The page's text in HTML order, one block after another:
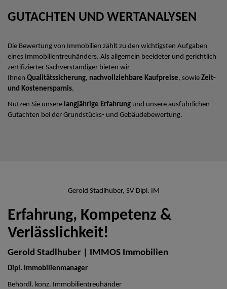
GUTACHTEN UND WERTANALYSEN
Die Bewertung von Immobilien zählt zu den wichtigsten Aufgaben
eines Immobilientreuhänders. Als allgemein beeideter und gerichtlich
zertifizierter Sachverständiger bieten wir
Ihnen Qualitätssicherung, nachvollziehbare Kaufpreise, sowie Zeit-
und Kostenersparnis.
Nutzen Sie unsere langjährige Erfahrung und unsere ausführlichen
Gutachten bei der Grundstücks- und Gebäudebewertung.
Gerold Stadlhuber, SV Dipl. IM
Erfahrung, Kompetenz &
Verlässlichkeit!
Gerold Stadlhuber | IMMOS Immobilien
Dipl. Immobilienmanager
Behördl. konz. Immobilientreuhänder